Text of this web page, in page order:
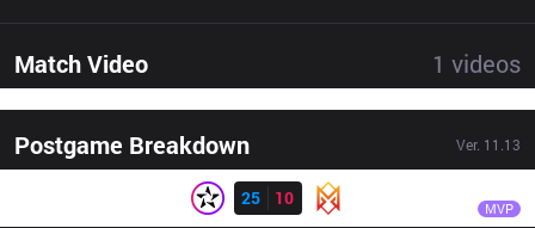
Match Video 1 videos
Postgame Breakdown Ver. 11.13
25
10 MVP